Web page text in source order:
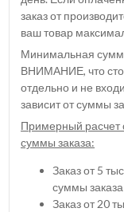
заказ от
ваш товар
Минимальная
ВНИМАНИЕ, что
отдельно и не
зависит от суммы
Примерный расчет
суммы заказа:
Заказ от 5
суммы заказа
Заказ от 20